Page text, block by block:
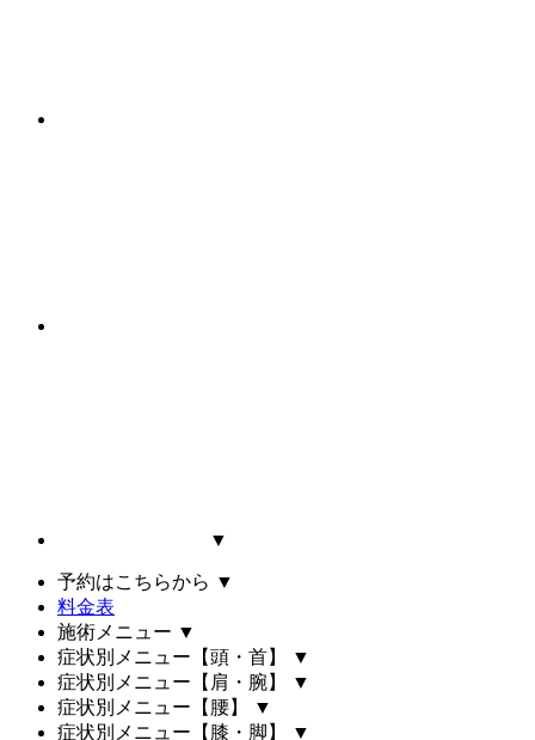
▼
予約はこちらから ▼
料金表
施術メニュー ▼
症状別メニュー【頭・首】
▼
症状別メニュー【肩・腕】
▼
症状別メニュー【腰】
▼
症状別メニュー【膝・脚】
▼